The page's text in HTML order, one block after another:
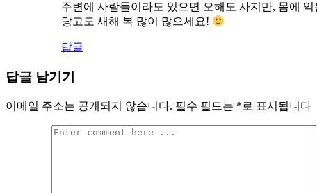
주변에 사람들이라도 있으면 오해도 사지만, 몸에
당고도 새해 복 많이 많으세요!
답글
답글 남기기
이메일 주소는 공개되지 않습니다. 필수 필드는 *로 표시됩니다